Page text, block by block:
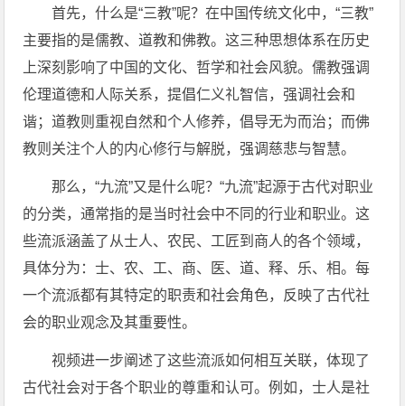
首先，什么是“三教”呢？在中国传统文化中，“三教”
主要指的是儒教、道教和佛教。这三种思想体系在历史
上深刻影响了中国的文化、哲学和社会风貌。儒教强调
伦理道德和人际关系，提倡仁义礼智信，强调社会和
谐；道教则重视自然和个人修养，倡导无为而治；而佛
教则关注个人的内心修行与解脱，强调慈悲与智慧。
那么，“九流”又是什么呢？“九流”起源于古代对职业
的分类，通常指的是当时社会中不同的行业和职业。这
些流派涵盖了从士人、农民、工匠到商人的各个领域，
具体分为：士、农、工、商、医、道、释、乐、相。每
一个流派都有其特定的职责和社会角色，反映了古代社
会的职业观念及其重要性。
视频进一步阐述了这些流派如何相互关联，体现了
古代社会对于各个职业的尊重和认可。例如，士人是社